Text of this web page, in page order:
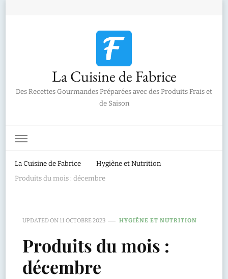
La Cuisine de Fabrice
Des Recettes Gourmandes Préparées avec des Produits Frais et
de Saison
La Cuisine de Fabrice
Hygiène et Nutrition
Produits du mois : décembre
UPDATED ON11 OCTOBRE 2023 HYGIÈNE ET NUTRITION
Produits du mois :
décembre